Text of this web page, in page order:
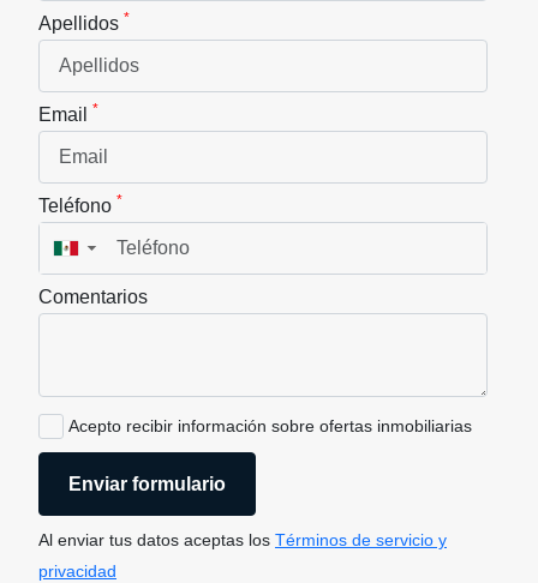
Apellidos *
Email *
Teléfono *
▼
Comentarios
Acepto recibir información sobre ofertas inmobiliarias
Enviar formulario
Al enviar tus datos aceptas los Términos de servicio y
privacidad